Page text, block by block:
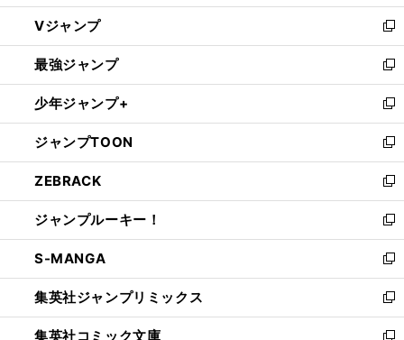
ウ
ィ
ン
ド
ウ
で
開
く
し
い
ウ
ィ
ン
ド
ウ
で
開
く
Vジャンプ
新
し
い
ウ
ィ
ン
ド
ウ
で
開
く
最強ジャンプ
新
し
い
ウ
ィ
ン
ド
ウ
で
開
く
少年ジャンプ+
新
し
い
ウ
ィ
ン
ド
ウ
で
開
く
ジャンプTOON
新
し
い
ウ
ィ
ン
ド
ウ
で
開
く
ZEBRACK
新
し
い
ウ
ィ
ン
ド
ウ
で
ジャンプルーキー！
新
し
い
ウ
ィ
ン
S-MANGA
新
し
い
ウ
集英社ジャンプリミックス
新
し
集英社コミック文庫